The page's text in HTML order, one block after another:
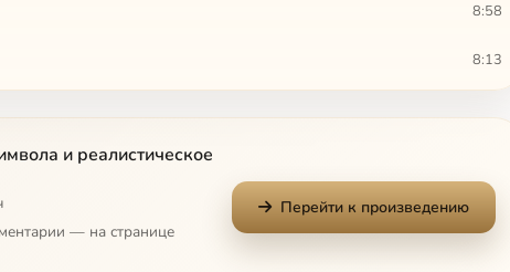
8:58
8:13
характеристика символа, или общая логика символа, 1
характеристика символа, или общая логика символа, 2
характеристика символа, или общая логика символа, 3
и реалистическое
— на странице
Перейти к произведению